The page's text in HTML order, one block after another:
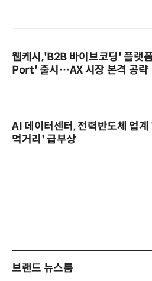
웹케시,'B2B 바이브코딩' 플랫
Port' 출시…AX 시장 본격 공략
AI 데이터센터, 전력반도체 업계
먹거리' 급부상
브랜드 뉴스룸